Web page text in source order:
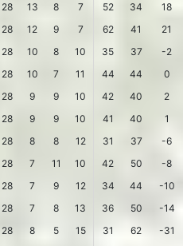
28 13 8 7 52 34
18
28 12 9 7 62 41
21
28 10 8 10 35 37
-2
28 10 7 11 44 44
0
28 9 9 10 42 40
2
28 9 9 10 41 40
1
28 8 8 12 31 37
-6
28 7 11 10 42 50
-8
28 7 9 12 34 44
-10
28 7 8 13 36 50
-14
28 8 5 15 31 62
-31